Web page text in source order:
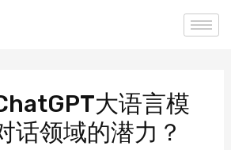
大语言模
话领域的潜力？